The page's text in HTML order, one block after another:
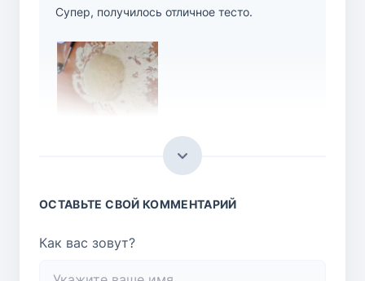
Супер, получилось отличное тесто.
ОСТАВЬТЕ СВОЙ КОММЕНТАРИЙ
Как вас зовут?